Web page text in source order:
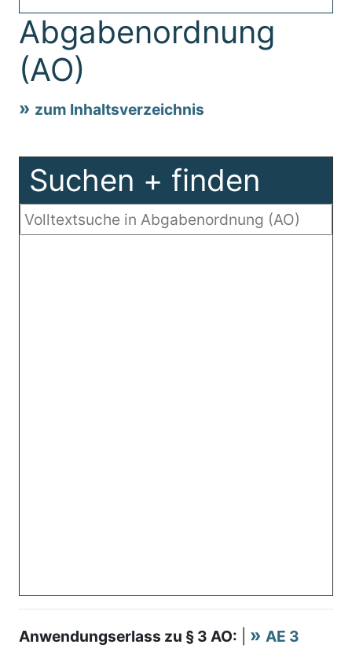
Abgabenordnung
(AO)
zum Inhaltsverzeichnis
Suchen + finden
Anwendungserlass zu § 3 AO:
AE 3